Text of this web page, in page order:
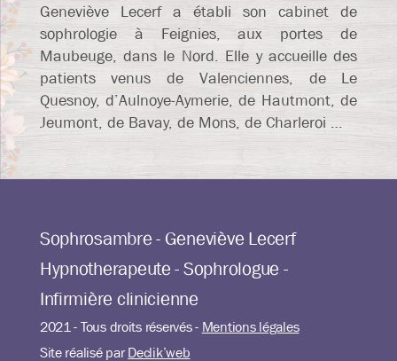
Geneviève Lecerf a établi son cabinet de
sophrologie à Feignies, aux portes de
Maubeuge, dans le Nord. Elle y accueille des
patients venus de Valenciennes, de Le
Quesnoy, d’Aulnoye-Aymerie, de Hautmont, de
Jeumont, de Bavay, de Mons, de Charleroi …
Sophrosambre - Geneviève Lecerf
Hypnotherapeute - Sophrologue -
Infirmière clinicienne
2021 - Tous droits réservés - Mentions légales
Site réalisé parDeclik’web